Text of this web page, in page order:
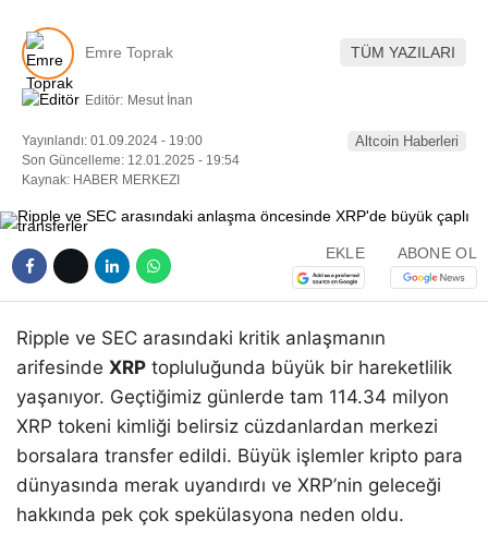
Emre Toprak TÜM YAZILARI
Editör: Mesut İnan
Yayınlandı: 01.09.2024 - 19:00
Son Güncelleme: 12.01.2025 - 19:54
Kaynak: HABER MERKEZI
Altcoin Haberleri
EKLE ABONE OL
Ripple ve SEC arasındaki kritik anlaşmanın
arifesinde XRP topluluğunda büyük bir hareketlilik
yaşanıyor. Geçtiğimiz günlerde tam 114.34 milyon
XRP tokeni kimliği belirsiz cüzdanlardan merkezi
borsalara transfer edildi. Büyük işlemler kripto para
dünyasında merak uyandırdı ve XRP’nin geleceği
hakkında pek çok spekülasyona neden oldu.